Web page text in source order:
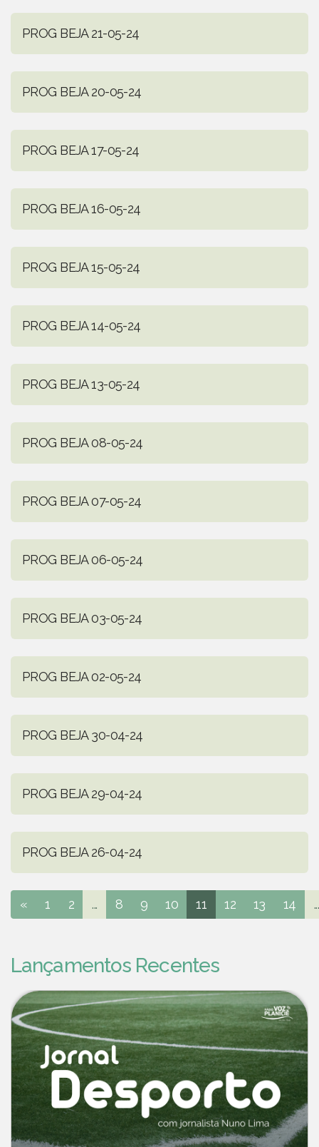
PROG BEJA 21-05-24
PROG BEJA 20-05-24
PROG BEJA 17-05-24
PROG BEJA 16-05-24
PROG BEJA 15-05-24
PROG BEJA 14-05-24
PROG BEJA 13-05-24
PROG BEJA 08-05-24
PROG BEJA 07-05-24
PROG BEJA 06-05-24
PROG BEJA 03-05-24
PROG BEJA 02-05-24
PROG BEJA 30-04-24
PROG BEJA 29-04-24
PROG BEJA 26-04-24
« 1 2 ... 8 9 10 11 12 13 14 ...
Lançamentos Recentes